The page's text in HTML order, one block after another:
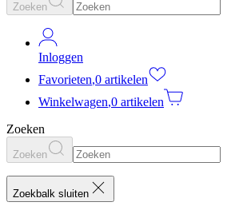
Zoeken
Inloggen
Favorieten,0 artikelen
Winkelwagen,0 artikelen
Zoeken
Zoeken
Zoekbalk sluiten